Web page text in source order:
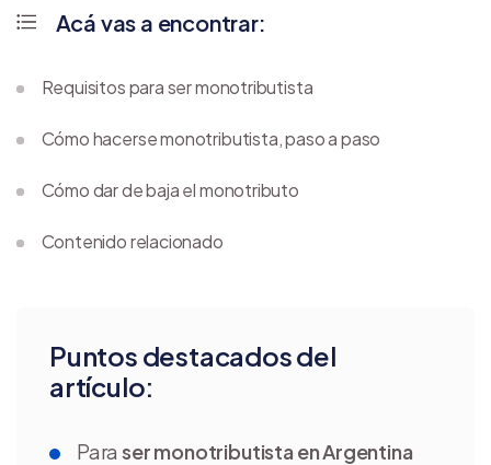
Puntos destacados del
artículo:
Paraser monotributista en Argentina
Acá vas a encontrar:
Requisitos para ser monotributista
Cómo hacerse monotributista, paso a paso
Cómo dar de baja el monotributo
Contenido relacionado